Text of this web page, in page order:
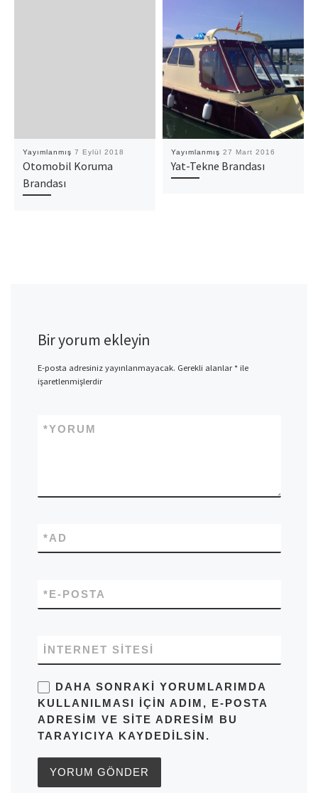
Yayımlanmış 7 Eylül 2018
Otomobil Koruma
Brandası
Yayımlanmış 27 Mart 2016
Yat-Tekne Brandası
Bir yorum ekleyin
E-posta adresiniz yayınlanmayacak. Gerekli alanlar*ile
işaretlenmişlerdir
YORUM
*
AD
*
E-POSTA
*
İNTERNET SITESI
DAHA SONRAKI YORUMLARIMDA
KULLANILMASI IÇIN ADIM, E-POSTA
ADRESIM VE SITE ADRESIM BU
TARAYICIYA KAYDEDILSIN.